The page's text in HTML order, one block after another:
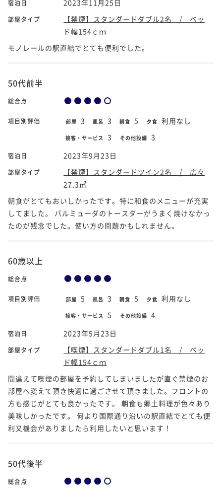
宿泊日 2023年11月25日
部屋タイプ
【禁煙】スタンダードダブル2名 / ベッ
ド幅154ｃｍ
モノレールの駅直結でとても便利でした。
50代前半
総合点
項目別評価 部屋 3 風呂 3 朝食 5 夕食 利用なし
接客・サービス 3 その他設備 3
宿泊日 2023年9月23日
部屋タイプ
【禁煙】スタンダードツイン2名 / 広々
27.3㎡
朝食がとてもおいしかったです。特に和食のメニューが充実
してました。 バルミューダのトースターがうまく焼けなかっ
たのが残念でした。使い方の問題かもしれません。
60歳以上
総合点
項目別評価 部屋 5 風呂 3 朝食 5 夕食 利用なし
接客・サービス 5 その他設備 4
宿泊日 2023年5月23日
部屋タイプ
【喫煙】スタンダードダブル1名 / ベッ
ド幅154ｃｍ
間違えて喫煙の部屋を予約してしまいましたが直ぐ禁煙のお
部屋へ変えて頂き快適に過ごさせて頂きました。フロントの
方も感じがとても良かったです。 朝食も郷土料理が色々あり
美味しかったです。 何より国際通り沿いの駅直結でとても便
利又機会がありましたら利用したいと思います！
50代後半
総合点